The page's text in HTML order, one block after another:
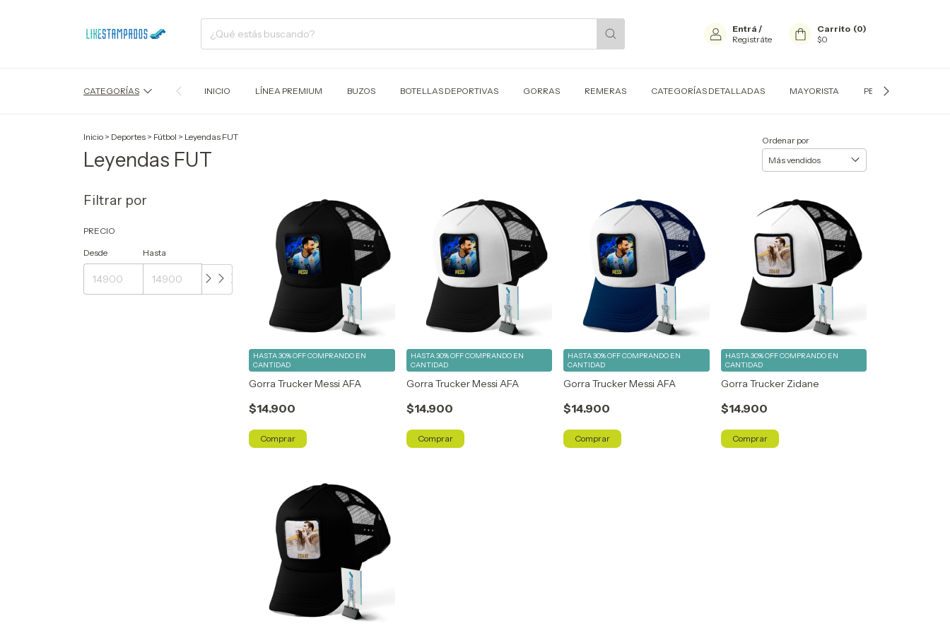
Entrá /
Registráte
Carrito (0)
$0
CATEGORÍAS INICIO LÍNEA PREMIUM BUZOS BOTELLAS DEPORTIVAS GORRAS REMERAS CATEGORÍAS DETALLADAS MAYORISTA PERSONALIZADOS
Inicio > Deportes > Fútbol > Leyendas FUT
Leyendas FUT
Ordenar por
Filtrar por
PRECIO
Desde Hasta
Gorra Trucker Messi AFA
$14.900
HASTA 30% OFFCOMPRANDO EN
CANTIDAD
Comprar
Gorra Trucker Messi AFA
$14.900
HASTA 30% OFFCOMPRANDO EN
CANTIDAD
Comprar
Gorra Trucker Messi AFA
$14.900
HASTA 30% OFFCOMPRANDO EN
CANTIDAD
Comprar
Gorra Trucker Zidane
$14.900
HASTA 30% OFFCOMPRANDO EN
CANTIDAD
Comprar